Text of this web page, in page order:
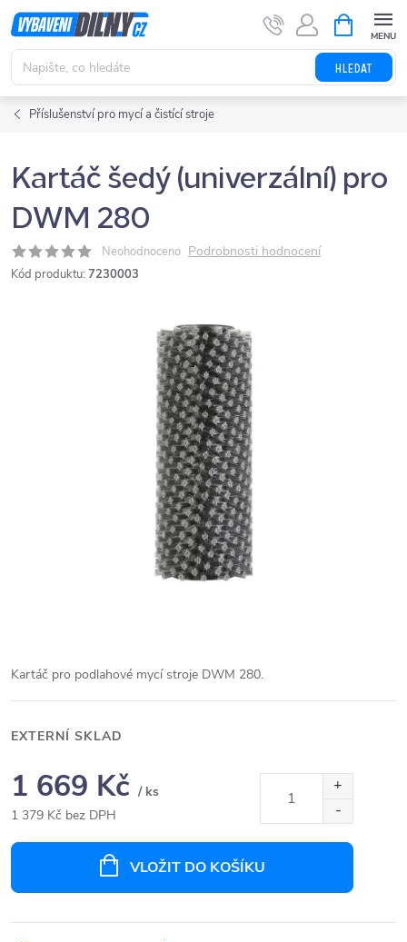
Přejít
na
obsah
HLEDAT
NÁKUPNÍ
KOŠÍK
Příslušenství pro mycí a čistící stroje
Kartáč šedý (univerzální) pro
DWM 280
Neohodnoceno Podrobnosti hodnocení
Kód produktu: 7230003
Kartáč pro podlahové mycí stroje DWM 280.
EXTERNÍ SKLAD
1 669 Kč / ks
1 379 Kč bez DPH
VLOŽIT DO KOŠÍKU